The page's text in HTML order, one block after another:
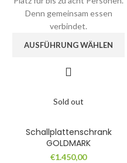
Denn gemeinsam essen
verbindet.
AUSFÜHRUNG WÄHLEN
Sold out
Schallplattenschrank
GOLDMARK
€1.450,00